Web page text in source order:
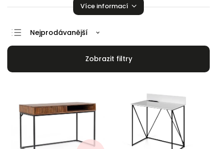
Více informací
Doporučujeme
Nejprodávanější